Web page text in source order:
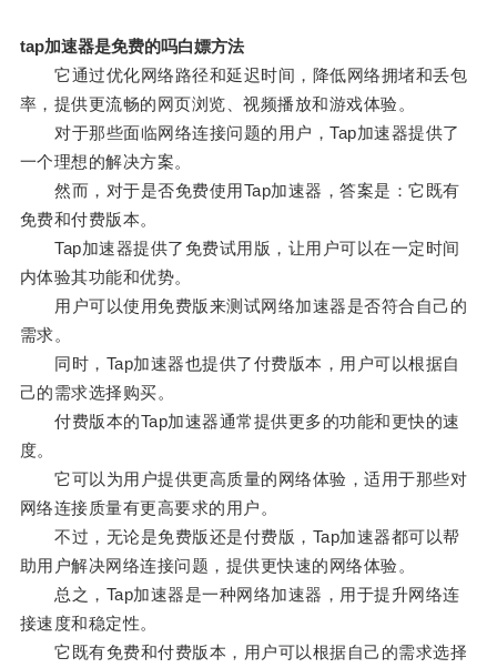
tap加速器是免费的吗白嫖方法
它通过优化网络路径和延迟时间，降低网络拥堵和丢包
率，提供更流畅的网页浏览、视频播放和游戏体验。
对于那些面临网络连接问题的用户，Tap加速器提供了
一个理想的解决方案。
然而，对于是否免费使用Tap加速器，答案是：它既有
免费和付费版本。
Tap加速器提供了免费试用版，让用户可以在一定时间
内体验其功能和优势。
用户可以使用免费版来测试网络加速器是否符合自己的
需求。
同时，Tap加速器也提供了付费版本，用户可以根据自
己的需求选择购买。
付费版本的Tap加速器通常提供更多的功能和更快的速
度。
它可以为用户提供更高质量的网络体验，适用于那些对
网络连接质量有更高要求的用户。
不过，无论是免费版还是付费版，Tap加速器都可以帮
助用户解决网络连接问题，提供更快速的网络体验。
总之，Tap加速器是一种网络加速器，用于提升网络连
接速度和稳定性。
它既有免费和付费版本，用户可以根据自己的需求选择